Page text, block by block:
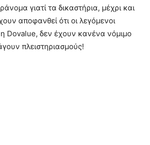
γιατί τα δικαστήρια, μέχρι και
αποφανθεί ότι οι λεγόμενοι
Dovalue, δεν έχουν κανένα νόμιμο
πλειστηριασμούς!